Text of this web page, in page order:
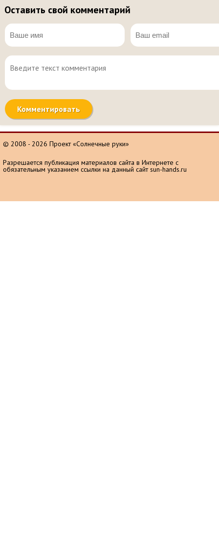
Оставить свой комментарий
© 2008 - 2026 Проект «Солнечные руки»
Разрешается публикация материалов сайта в Интернете с
обязательным указанием ссылки на данный сайт sun-hands.ru